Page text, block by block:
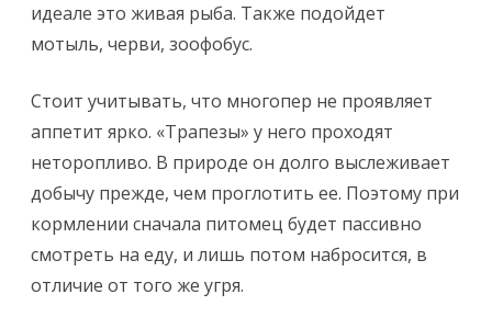
идеале это живая рыба. Также подойдет
мотыль, черви, зоофобус.
Стоит учитывать, что многопер не проявляет
аппетит ярко. «Трапезы» у него проходят
неторопливо. В природе он долго выслеживает
добычу прежде, чем проглотить ее. Поэтому при
кормлении сначала питомец будет пассивно
смотреть на еду, и лишь потом набросится, в
отличие от того же угря.